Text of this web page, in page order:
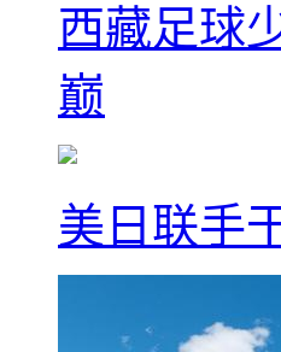
西藏足球
巅
美日联手